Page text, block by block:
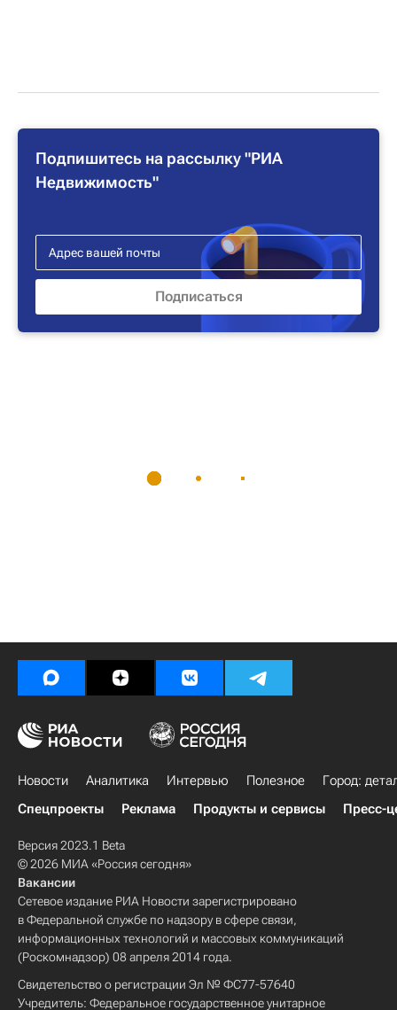
Подпишитесь на рассылку "РИА
Недвижимость"
Новости Аналитика Интервью Полезное
Город:
Спецпроекты
Реклама Продукты и сервисы Пресс-
Версия 2023.1 Beta
© 2026 МИА «Россия сегодня»
Вакансии
Сетевое издание РИА Новости зарегистрировано
в Федеральной службе по надзору в сфере связи,
информационных технологий и массовых коммуникаций
(Роскомнадзор) 08 апреля 2014 года.
Свидетельство о регистрации Эл № ФС77-57640
Учредитель: Федеральное государственное унитарное